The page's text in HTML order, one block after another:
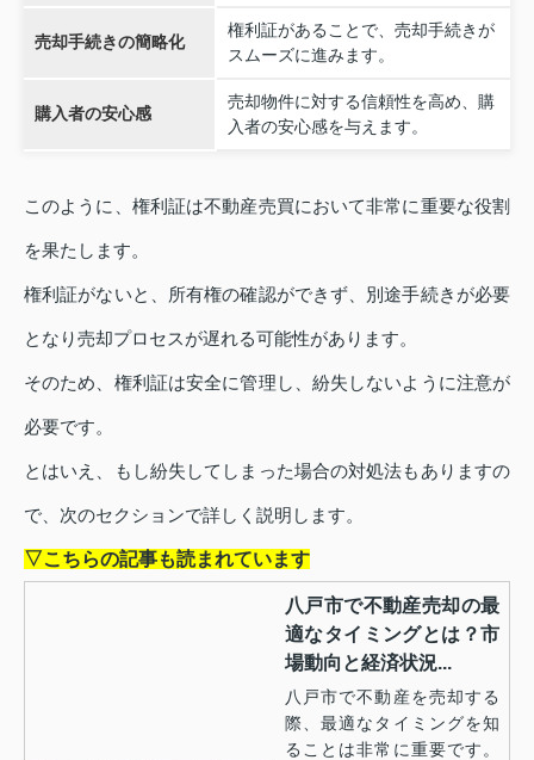
売却手続きの簡略化
権利証があることで、売却手続きが
スムーズに進みます。
購入者の安心感
売却物件に対する信頼性を高め、購
入者の安心感を与えます。
このように、権利証は不動産売買において非常に重要な役割
を果たします。
権利証がないと、所有権の確認ができず、別途手続きが必要
となり売却プロセスが遅れる可能性があります。
そのため、権利証は安全に管理し、紛失しないように注意が
必要です。
とはいえ、もし紛失してしまった場合の対処法もありますの
で、次のセクションで詳しく説明します。
▽こちらの記事も読まれています
八戸市で不動産売却の最
適なタイミングとは？市
場動向と経済状況...
八戸市で不動産を売却する
際、最適なタイミングを知
ることは非常に重要です。